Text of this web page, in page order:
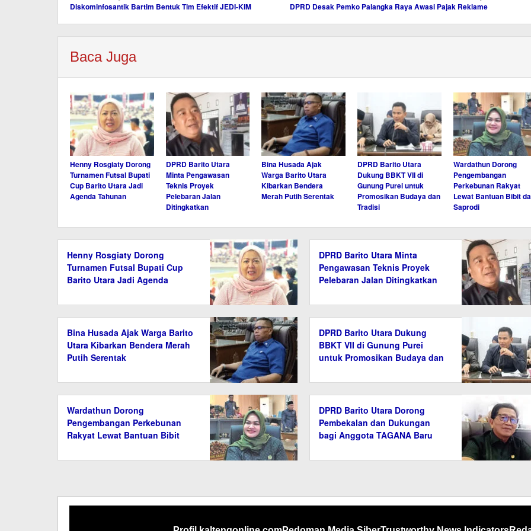
pos
Diskominfosantik Bartim Bentuk Tim Efektif JEDI-KIM
DPRD Desak Pemko Palangka Raya Awasi Pajak Reklame
Baca Juga
Henny Rosgiaty Dorong
Turnamen Futsal Bupati
Cup Barito Utara Jadi
Agenda Tahunan
DPRD Barito Utara
Minta Pengawasan
Teknis Proyek
Pelebaran Jalan
Ditingkatkan
Bina Husada Ajak
Warga Barito Utara
Kibarkan Bendera
Merah Putih Serentak
DPRD Barito Utara
Dukung BBKT VII di
Gunung Purei untuk
Promosikan Budaya dan
Tradisi
Wardathun Dorong
Pengembangan
Perkebunan Rakyat
Lewat Bantuan Bibit
Saprodi
Henny Rosgiaty Dorong
Turnamen Futsal Bupati Cup
Barito Utara Jadi Agenda
DPRD Barito Utara Minta
Pengawasan Teknis Proyek
Pelebaran Jalan Ditingkatkan
Bina Husada Ajak Warga Barito
Utara Kibarkan Bendera Merah
Putih Serentak
DPRD Barito Utara Dukung
BBKT VII di Gunung Purei
untuk Promosikan Budaya dan
Wardathun Dorong
Pengembangan Perkebunan
Rakyat Lewat Bantuan Bibit
DPRD Barito Utara Dorong
Pembekalan dan Dukungan
bagi Anggota TAGANA Baru